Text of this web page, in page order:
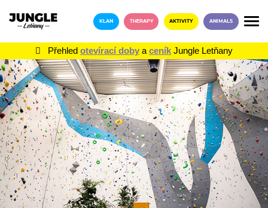
KLAN THERAPY AKTIVITY ANIMALS
Přehledotevírací doby aceník Jungle Letňany